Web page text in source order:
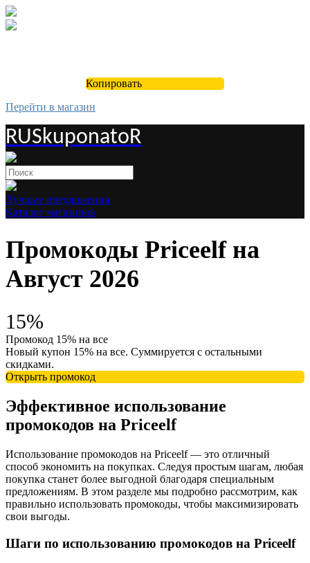
Копировать
Перейти в магазин
RUSkuponatoR
Лучшие предложения
Каталог магазинов
Промокоды Priceelf на
Август 2026
15%
Промокод 15% на все
Новый купон 15% на все. Суммируется с остальными
скидками.
Открыть промокод
Эффективное использование
промокодов на Priceelf
Использование промокодов на Priceelf — это отличный
способ экономить на покупках. Следуя простым шагам, любая
покупка станет более выгодной благодаря специальным
предложениям. В этом разделе мы подробно рассмотрим, как
правильно использовать промокоды, чтобы максимизировать
свои выгоды.
Шаги по использованию промокодов на Priceelf